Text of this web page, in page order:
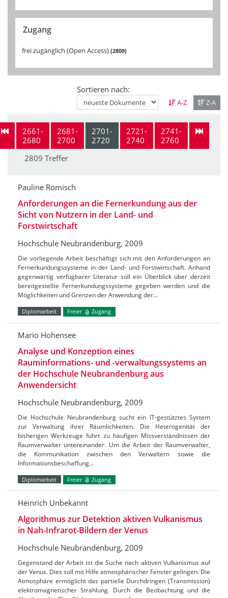
Zugang
frei zugänglich (Open Access) 2809
Sortieren nach:
A-Z Z-A
2661-
2680
2681-
2700
2701-
2720
2721-
2740
2741-
2760
2809 Treffer
Pauline Römisch
Anforderungen an die Fernerkundung aus der
Sicht von Nutzern in der Land- und
Forstwirtschaft
Hochschule Neubrandenburg, 2009
Die vorliegende Arbeit beschäftigt sich mit den Anforderungen an
Fernerkundungssysteme in der Land- und Forstwirtschaft. Anhand
gegenwärtig verfügbarer Literatur soll ein Überblick über derzeit
bereitgestellte Fernerkundungssysteme gegeben werden und die
Möglichkeiten und Grenzen der Anwendung der…
Diplomarbeit Freier Zugang
Mario Hohensee
Analyse und Konzeption eines
Rauminformations- und -verwaltungssystems an
der Hochschule Neubrandenburg aus
Anwendersicht
Hochschule Neubrandenburg, 2009
Die Hochschule Neubrandenburg sucht ein IT-gestütztes System
zur Verwaltung ihrer Räumlichkeiten. Die Heterogenität der
bisherigen Werkzeuge führt zu häufigen Missverständnissen der
Raumverwalter untereinander. Um die Arbeit der Raumverwalter,
die Kommunikation zwischen den Verwaltern sowie die
Informationsbeschaffung…
Diplomarbeit Freier Zugang
Heinrich Unbekannt
Algorithmus zur Detektion aktiven Vulkanismus
in Nah-Infrarot-Bildern der Venus
Hochschule Neubrandenburg, 2009
Gegenstand der Arbeit ist die Suche nach aktiven Vulkanismus auf
der Venus. Dies soll mit Hilfe atmosphärischer Fenster gelingen. Die
Atmosphäre ermöglicht das partielle Durchdringen (Transmission)
elektromagnetischer Strahlung. Durch die Beobachtung und die